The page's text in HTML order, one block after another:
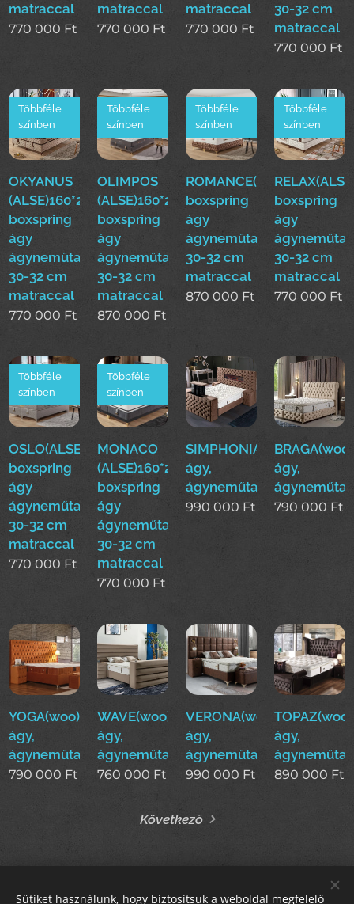
matraccal
770 000 Ft
matraccal
770 000 Ft
matraccal
770 000 Ft
30-32 cm
matraccal
770 000 Ft
OKYANUS
(ALSE)160*200cm
boxspring
ágy
ágyneműtartóval
30-32 cm
matraccal
Többféle
színben
770 000 Ft
OLIMPOS
(ALSE)160*200cm
boxspring
ágy
ágyneműtartóval
30-32 cm
matraccal
Többféle
színben
870 000 Ft
boxspring
ágy
ágyneműtartóval
30-32 cm
matraccal
Többféle
színben
870 000 Ft
boxspring
ágy
30-32 cm
matraccal
Többféle
színben
770 000 Ft
OSLO(ALSE)160*200cm
boxspring
ágy
ágyneműtartóval
30-32 cm
matraccal
Többféle
színben
770 000 Ft
MONACO
(ALSE)160*200cm
boxspring
ágy
ágyneműtartóval
30-32 cm
matraccal
Többféle
színben
770 000 Ft
ágy,
ágyneműtartós
990 000 Ft
ágy,
790 000 Ft
YOGA(woo)boxspring
ágy,
ágyneműtartós
790 000 Ft
WAVE(woo)boxspring
ágy,
ágyneműtartós
760 000 Ft
VERONA(woo)boxspring
ágy,
ágyneműtartós
990 000 Ft
ágy,
890 000 Ft
Következő
Sütiket használunk, hogy biztosítsuk a weboldal megfelelő